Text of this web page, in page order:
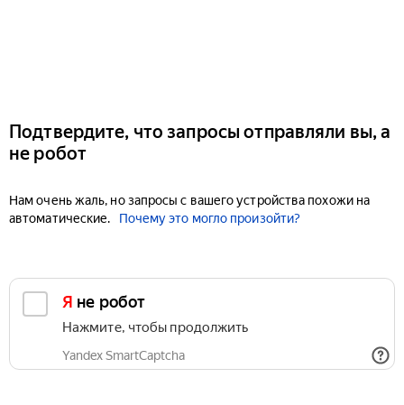
Подтвердите, что запросы отправляли вы, а
не робот
Нам очень жаль, но запросы с вашего устройства похожи на
автоматические.
Почему это могло произойти?
Я не робот
Нажмите, чтобы продолжить
Yandex SmartCaptcha